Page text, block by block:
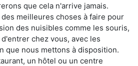
que cela n'arrive jamais.
meilleures choses à faire pour
des nuisibles comme les souris,
chez vous, avec les
que nous mettons à disposition.
un hôtel ou un centre